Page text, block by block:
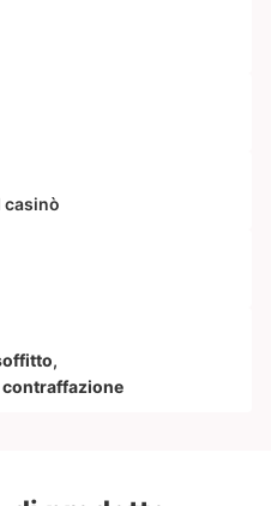
casinò
,
contraffazione